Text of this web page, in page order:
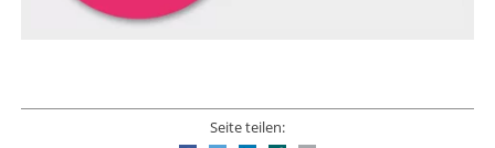
Seite teilen: